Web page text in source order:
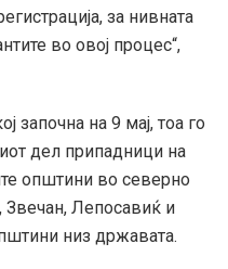
за нивната
во овој процес“,
започна на 9 мај, тоа го
дел припадници на
општини во северно
Лепосавиќ и
низ државата.